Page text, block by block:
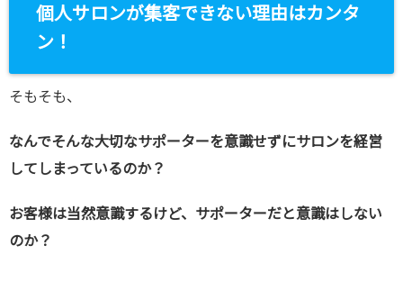
個人サロンが集客できない理由はカンタ
ン！
そもそも、
なんでそんな大切なサポーターを意識せずにサロンを経営
してしまっているのか？
お客様は当然意識するけど、サポーターだと意識はしない
のか？